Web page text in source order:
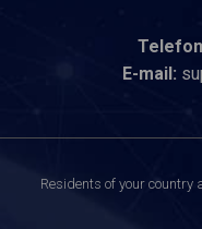
E-mail:
Residents of your